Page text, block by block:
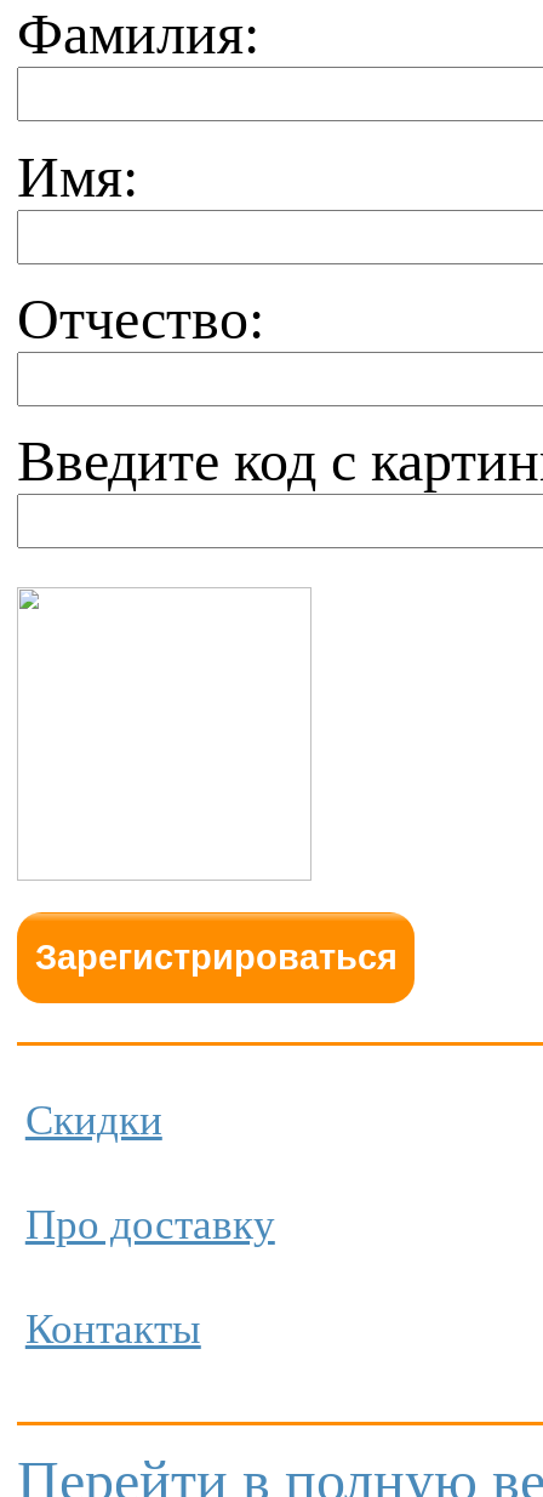
Фамилия:
Имя:
Отчество:
Введите код с
Скидки
Про доставку
Контакты
Перейти в полную